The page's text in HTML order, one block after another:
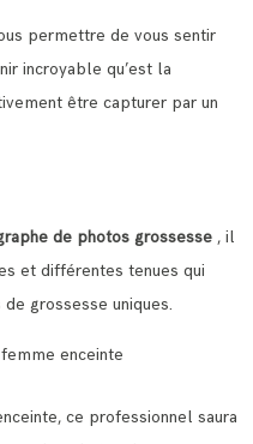
permettre de vous sentir
incroyable qu’est la
être capturer par un
de photos grossesse , il
et différentes tenues qui
grossesse uniques.
ce professionnel saura